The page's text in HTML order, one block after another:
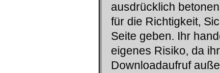
ausdrücklich
für die Richtigkeit,
Seite geben. Ihr
eigenes Risiko, da
Downloadaufruf